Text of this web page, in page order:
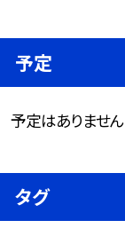
予定
予定はありません
タグ